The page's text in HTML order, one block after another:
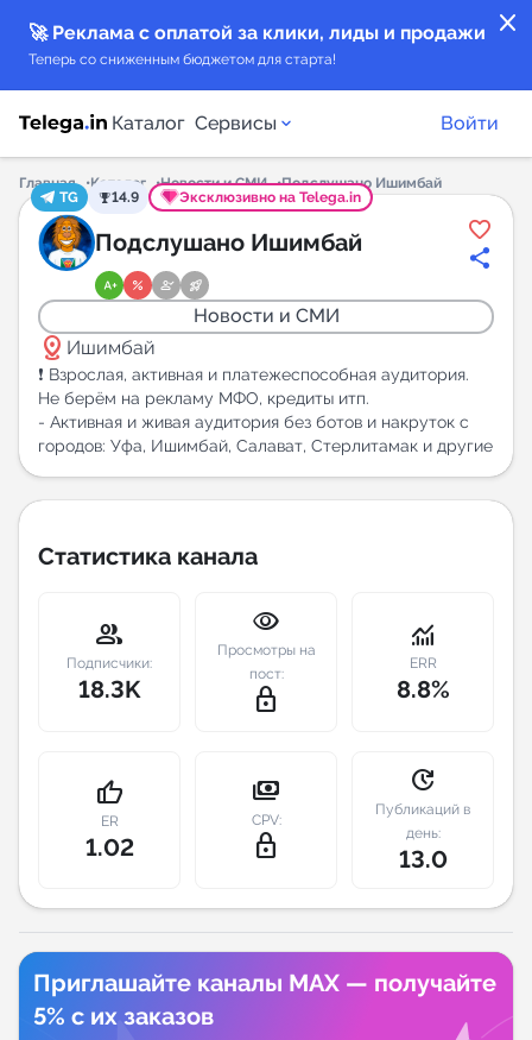
close
🚀 Реклама с оплатой за клики, лиды и продажи
Теперь со сниженным бюджетом для старта!
Каталог Сервисы
Каталог каналов
Каталог ботов
Горящие предложения
Индекс читаемости каналов в Telegram
Аналитика Telegram
Войти
Главная Каталог Новости и СМИ
Подслушано Ишимбай
TG
14.9 Эксклюзивно на Telega.in
Подслушано Ишимбай
Новости и СМИ
distance Ишимбай
❗ Взрослая, активная и платежеспособная аудитория.
Не берём на рекламу МФО, кредиты итп.
- Активная и живая аудитория без ботов и накруток с
городов: Уфа, Ишимбай, Салават, Стерлитамак и другие
Статистика канала
group
Подписчики:
18.3K
visibility
Просмотры на
пост:
lock_outline
monitoring
ERR
8.8%
thumb_up
ER
1.02
payments
CPV:
lock_outline
update
Публикаций в
день:
13.0
Приглашайте каналы MAX — получайте
5% с их заказов